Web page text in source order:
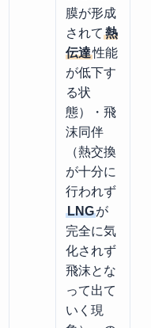
膜が形成
されて 熱
伝達性能
が低下す
る状
態）・飛
沫同伴
（熱交換
が十分に
行われず
LNGが
完全に気
化されず
飛沫とな
って出て
いく現